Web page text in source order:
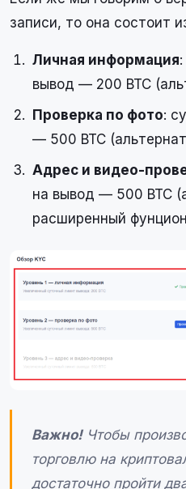
записи, то она состоит
Личная информация
вывод — 200 BTC
Проверка по фото:
— 500 BTC
Адрес и видео-
на вывод — 500 BTC
расширенный
Важно!Чтобы
торговлю на
достаточно пройти